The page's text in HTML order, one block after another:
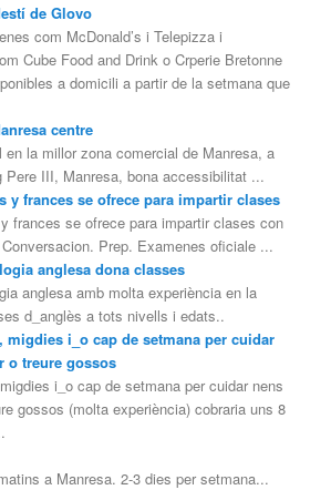
de Glovo
com McDonald’s i Telepizza i
Cube Food and Drink o Crperie Bretonne
a domicili a partir de la setmana que
centre
en la millor zona comercial de Manresa, a
Pere III, Manresa, bona accessibilitat ...
y frances se ofrece para impartir clases
frances se ofrece para impartir clases con
Prep. Examenes oficiale ...
anglesa dona classes
anglesa amb molta experiència en la
d_anglès a tots nivells i edats..
migdies i_o cap de setmana per cuidar
o treure gossos
i_o cap de setmana per cuidar nens
gossos (molta experiència) cobraria uns 8
a Manresa. 2-3 dies per setmana...